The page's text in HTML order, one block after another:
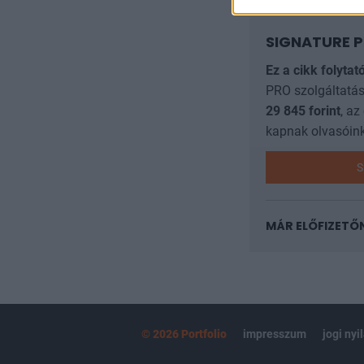
SIGNATURE
Ez a cikk
PRO
29 845 forint,
kapnak
MÁR
© 2026 Portfolio impresszum jogi